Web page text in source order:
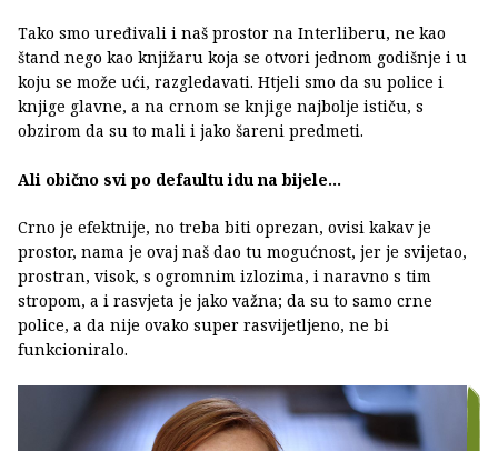
Tako smo uređivali i naš prostor na Interliberu, ne kao
štand nego kao knjižaru koja se otvori jednom godišnje i u
koju se može ući, razgledavati. Htjeli smo da su police i
knjige glavne, a na crnom se knjige najbolje ističu, s
obzirom da su to mali i jako šareni predmeti.
Ali obično svi po defaultu idu na bijele…
Crno je efektnije, no treba biti oprezan, ovisi kakav je
prostor, nama je ovaj naš dao tu mogućnost, jer je svijetao,
prostran, visok, s ogromnim izlozima, i naravno s tim
stropom, a i rasvjeta je jako važna; da su to samo crne
police, a da nije ovako super rasvijetljeno, ne bi
funkcioniralo.